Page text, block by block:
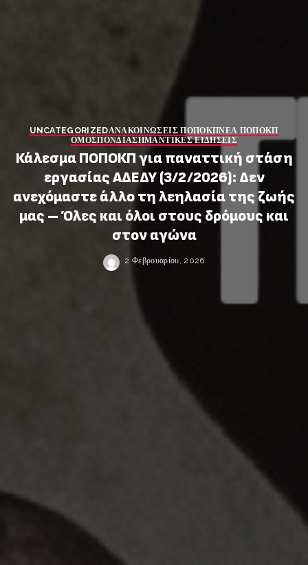
UNCATEGORIZEDΑΝΑΚΟΙΝΩΣΕΙΣ ΠΟΠΟΚΠΝΕΑ ΠΟΠΟΚΠ
ΟΜΟΣΠΟΝΔΙΑΣΗΜΑΝΤΙΚΕΣ ΕΙΔΗΣΕΙΣ
Κάλεσμα ΠΟΠΟΚΠ για παναττική στάση
εργασίας ΑΔΕΔΥ (3/2/2026): Δεν
ανεχόμαστε άλλο τη λεηλασία της ζωής
μας – Όλες και όλοι στους δρόμους και
στον αγώνα
2 Φεβρουαρίου, 2026